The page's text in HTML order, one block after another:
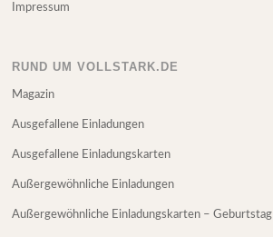
Impressum
RUND UM VOLLSTARK.DE
Magazin
Ausgefallene Einladungen
Ausgefallene Einladungskarten
Außergewöhnliche Einladungen
Außergewöhnliche Einladungskarten – Geburtstag